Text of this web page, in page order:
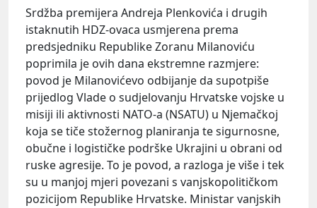
Srdžba premijera Andreja Plenkovića i drugih
istaknutih HDZ-ovaca usmjerena prema
predsjedniku Republike Zoranu Milanoviću
poprimila je ovih dana ekstremne razmjere:
povod je Milanovićevo odbijanje da supotpiše
prijedlog Vlade o sudjelovanju Hrvatske vojske u
misiji ili aktivnosti NATO-a (NSATU) u Njemačkoj
koja se tiče stožernog planiranja te sigurnosne,
obučne i logističke podrške Ukrajini u obrani od
ruske agresije. To je povod, a razloga je više i tek
su u manjoj mjeri povezani s vanjskopolitičkom
pozicijom Republike Hrvatske. Ministar vanjskih